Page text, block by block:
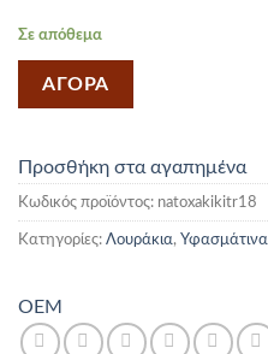
Σε απόθεμα
ΑΓΟΡΑ
Προσθήκη στα αγαπημένα
Κωδικός προϊόντος: natoxakikitr18
Κατηγορίες: Λουράκια, Υφασμάτινα
OEM